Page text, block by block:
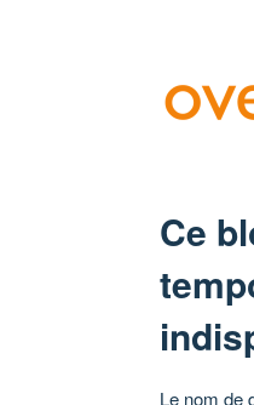
Ce
Le nom de